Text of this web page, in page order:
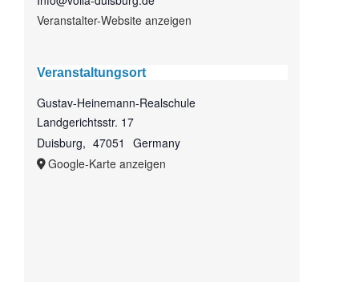
Veranstalter-Website anzeigen
Veranstaltungsort
Gustav-Heinemann-Realschule
Landgerichtsstr. 17
Duisburg, 47051
Germany
Google-Karte anzeigen